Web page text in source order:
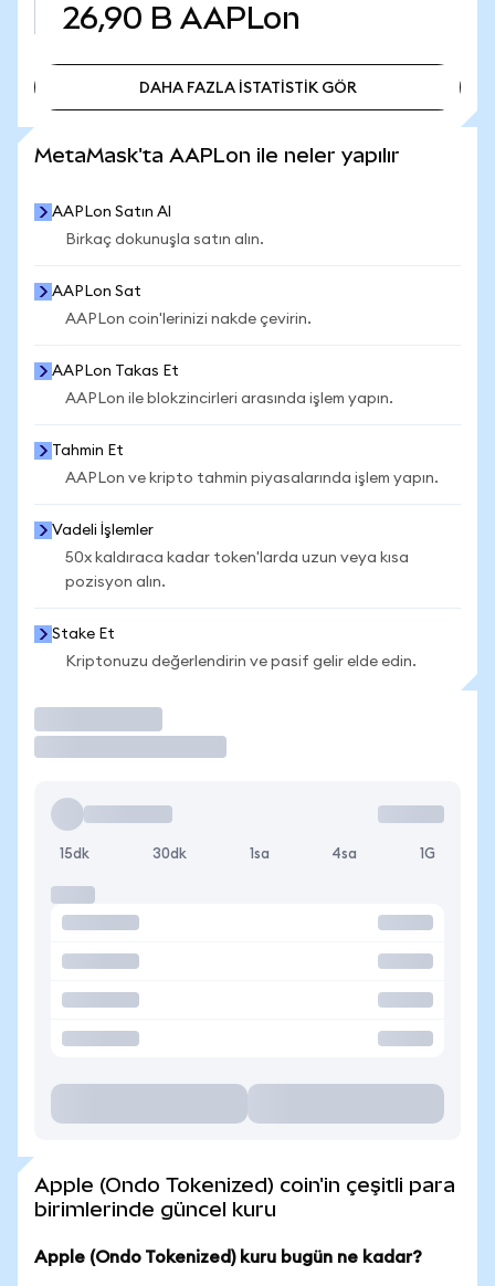
26,90 B AAPLon
DAHA FAZLA İSTATİSTİK GÖR
MetaMask'ta AAPLon ile neler yapılır
AAPLon Satın Al
Birkaç dokunuşla satın alın.
AAPLon Sat
AAPLon coin'lerinizi nakde çevirin.
AAPLon Takas Et
AAPLon ile blokzincirleri arasında işlem yapın.
Tahmin Et
AAPLon ve kripto tahmin piyasalarında işlem yapın.
Vadeli İşlemler
50x kaldıraca kadar token'larda uzun veya kısa
pozisyon alın.
Stake Et
Kriptonuzu değerlendirin ve pasif gelir elde edin.
15dk 30dk 1sa 4sa 1G
Apple (Ondo Tokenized) coin'in çeşitli para
birimlerinde güncel kuru
Apple (Ondo Tokenized) kuru bugün ne kadar?